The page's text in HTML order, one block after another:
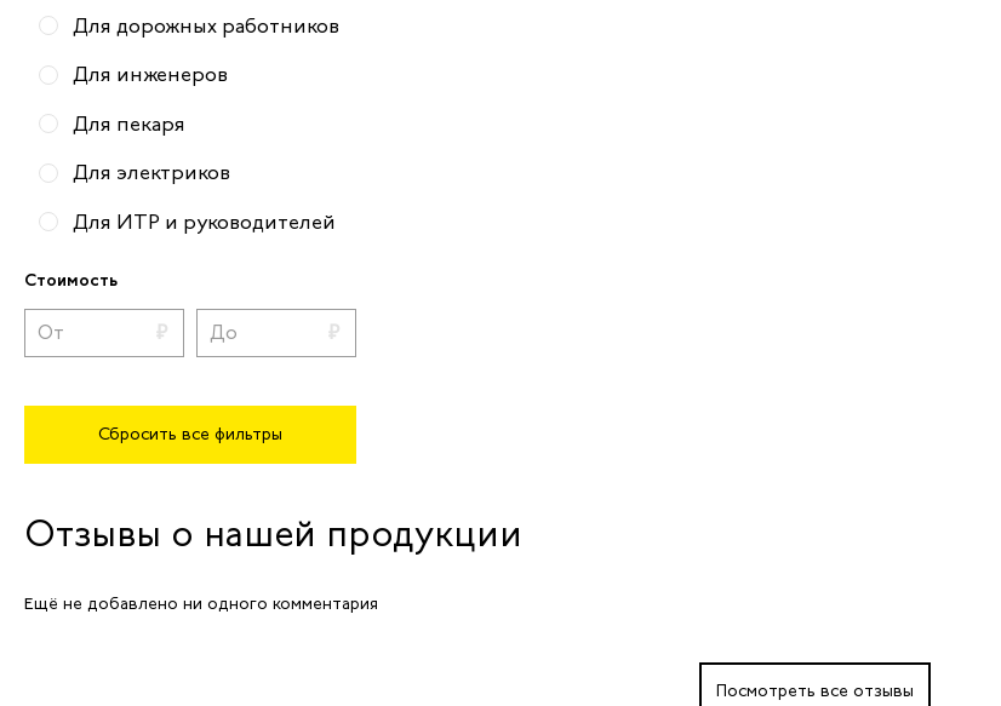
Для дорожных работников
Для инженеров
Для пекаря
Для электриков
Для ИТР и руководителей
Для поваров
Для механиков
Для техников
Стоимость
Сбросить все фильтры
Отзывы о нашей продукции
Ещё не добавлено ни одного комментария
Посмотреть все отзывы